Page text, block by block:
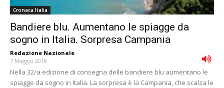
Cronaca Italia
Bandiere blu. Aumentano le spiagge da
sogno in Italia. Sorpresa Campania
Redazione Nazionale -
7 Maggio 2018
Nella 32/a edizione di consegna delle bandiere blu aumentano le
spiagge da sogno in Italia. La sorpresa è la Campania, che scalza le